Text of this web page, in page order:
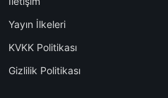
Yayın İlkeleri
KVKK Politikası
Gizlilik Politikası